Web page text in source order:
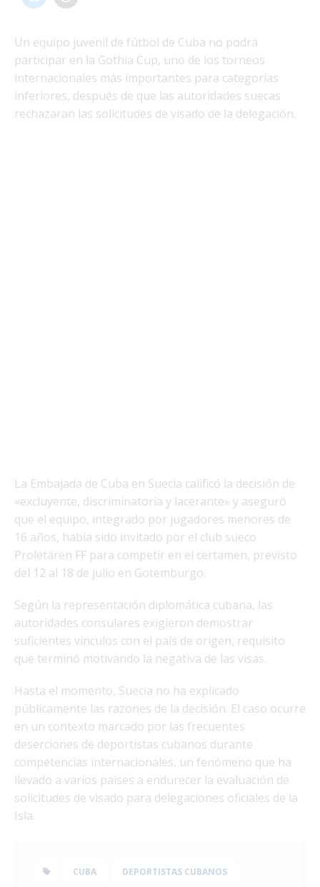
Un equipo juvenil de fútbol de Cuba no podrá
participar en la Gothia Cup, uno de los torneos
internacionales más importantes para categorías
inferiores, después de que las autoridades suecas
rechazaran las solicitudes de visado de la delegación.
La Embajada de Cuba en Suecia calificó la decisión de
«excluyente, discriminatoria y lacerante» y aseguró
que el equipo, integrado por jugadores menores de
16 años, había sido invitado por el club sueco
Proletären FF para competir en el certamen, previsto
del 12 al 18 de julio en Gotemburgo.
Según la representación diplomática cubana, las
autoridades consulares exigieron demostrar
suficientes vínculos con el país de origen, requisito
que terminó motivando la negativa de las visas.
Hasta el momento, Suecia no ha explicado
públicamente las razones de la decisión. El caso ocurre
en un contexto marcado por las frecuentes
deserciones de deportistas cubanos durante
competencias internacionales, un fenómeno que ha
llevado a varios países a endurecer la evaluación de
solicitudes de visado para delegaciones oficiales de la
Isla.
CUBA DEPORTISTAS CUBANOS